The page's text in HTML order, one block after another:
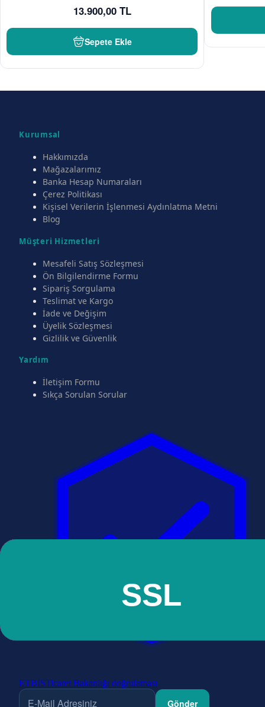
13.900,00 TL
Sepete Ekle
Kurumsal
Hakkımızda
Mağazalarımız
Banka Hesap Numaraları
Çerez Politikası
Kişisel Verilerin İşlenmesi Aydınlatma Metni
Blog
Müşteri Hizmetleri
Mesafeli Satış Sözleşmesi
Ön Bilgilendirme Formu
Sipariş Sorgulama
Teslimat ve Kargo
İade ve Değişim
Üyelik Sözleşmesi
Gizlilik ve Güvenlik
Yardım
İletişim Formu
Sıkça Sorulan Sorular
ETBİSTicaret Bakanlığı doğrulaması
Gönder